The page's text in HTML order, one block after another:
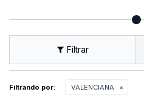
Filtrando por: VALENCIANA